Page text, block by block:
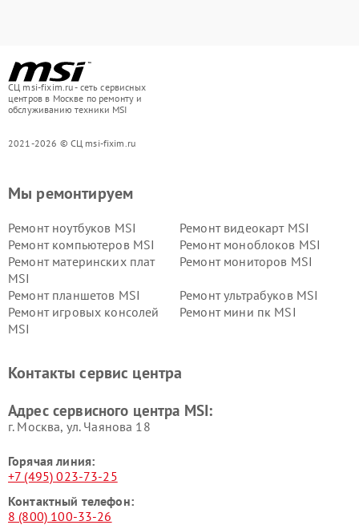
СЦ msi-fixim.ru - сеть сервисных
центров в Москве по ремонту и
обслуживанию техники MSI
2021-2026 © СЦ msi-fixim.ru
Мы ремонтируем
Ремонт ноутбуков MSI
Ремонт видеокарт MSI
Ремонт компьютеров MSI
Ремонт моноблоков MSI
Ремонт материнских плат
MSI
Ремонт мониторов MSI
Ремонт планшетов MSI
Ремонт ультрабуков MSI
Ремонт игровых консолей
MSI
Ремонт мини пк MSI
Контакты сервис центра
Адрес сервисного центра MSI:
г. Москва, ул. Чаянова 18
Горячая линия:
+7 (495) 023-73-25
Контактный телефон:
8 (800) 100-33-26